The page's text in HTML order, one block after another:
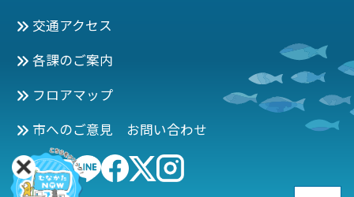
交通アクセス
各課のご案内
フロアマップ
市へのご意見 お問い合わせ